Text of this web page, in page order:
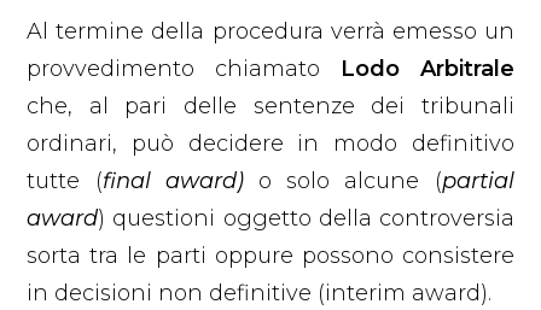
Al termine della procedura verrà emesso un
provvedimento chiamato Lodo Arbitrale
che, al pari delle sentenze dei tribunali
ordinari, può decidere in modo definitivo
tutte (final award)o solo alcune (partial
award) questioni oggetto della controversia
sorta tra le parti oppure possono consistere
in decisioni non definitive (interim award).